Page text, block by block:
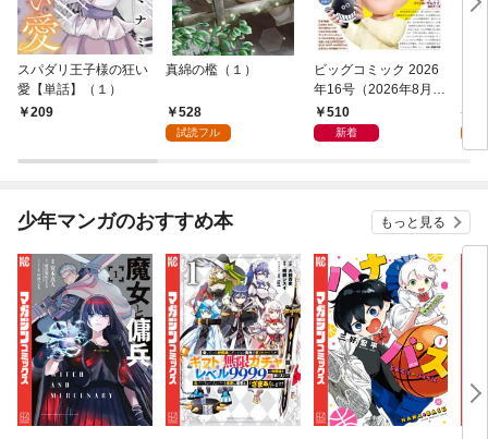
スパダリ王子様の狂い
愛【単話】（１）
209
真綿の檻（１）
528
試読フル
ビッグコミック 2026
年16号（2026年8月7
日発売）
510
新着
少年マンガのおすすめ本 もっと見る